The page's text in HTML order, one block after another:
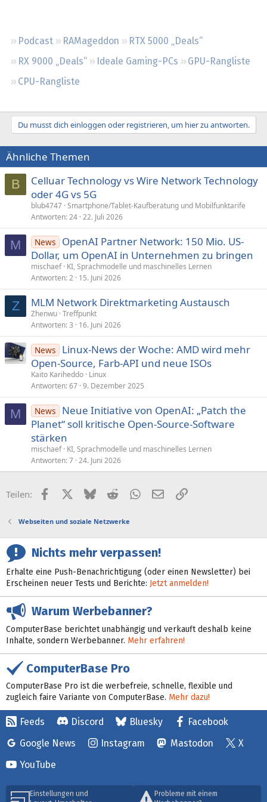
Podcast RAMageddon
RTX 5000 „Deals“
RX 9000 „Deals“
Ideale Gaming-PCs
GPU-Rangliste
CPU-Rangliste
Du musst dich einloggen oder registrieren, um hier zu antworten.
Ähnliche Themen
B
Celluar Technology vs Wire Network Technology
oder 4G vs 5G
blub4747 Smartphone/Tablet-Kaufberatung und Mobilfunktarife
Antworten 24 22. Juli 2026
M News
OpenAI Partner Network: 150 Mio. US-
Dollar, um OpenAI in Unternehmen zu bringen
mischaef KI, Sprachmodelle und maschinelles Lernen
Antworten 2 15. Juni 2026
Z MLM Network Direktmarketing Austausch
Zhenwu Treffpunkt
Antworten 3 16. Juni 2026
News
Linux-News der Woche: AMD wird mehr
Open-Source, Farb-API und neue ISOs
Kaito Kariheddo Linux
Antworten 67 9. Dezember 2025
M News
Neue Initiative von OpenAI: „Patch the
Planet“ soll kriti­sche Open-Source-Software
stärken
mischaef KI, Sprachmodelle und maschinelles Lernen
Antworten 7 24. Juni 2026
Teilen: FacebookX (Twitter)
BlueskyRedditWhatsApp
E-MailLink
Webseiten und soziale Netzwerke
Nichts mehr verpassen!
Erhalte eine Push-Benachrichtigung (oder einen Newsletter) bei
Erscheinen neuer Tests und Berichte: Jetzt anmelden!
Warum Werbebanner?
ComputerBase berichtet unabhängig und verkauft deshalb keine
Inhalte, sondern Werbebanner. Mehr erfahren!
ComputerBase Pro
ComputerBase Pro ist die werbefreie, schnelle, flexible und
zugleich faire Variante von ComputerBase. Mehr dazu!
Feeds Discord Bluesky
Facebook
Google News
Instagram Mastodon
X
YouTube
Einstellungen und
Probleme mit einem